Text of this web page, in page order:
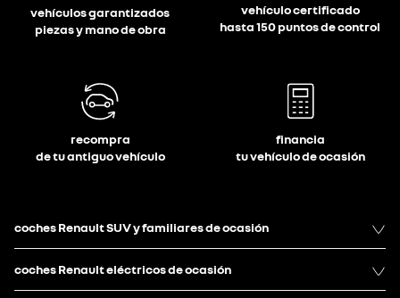
vehículos garantizados
piezas y mano de obra
vehículo certificado
hasta 150 puntos de control
recompra
de tu antiguo vehículo
financia
tu vehículo de ocasión
coches Renault SUV y familiares de ocasión
coches Renault eléctricos de ocasión